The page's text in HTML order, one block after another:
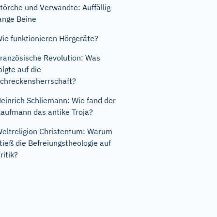
und Verwandte: Auffällig
Beine
funktionieren Hörgeräte?
Revolution: Was
auf die
Schliemann: Wie fand der
das antike Troja?
Christentum: Warum
die Befreiungstheologie auf